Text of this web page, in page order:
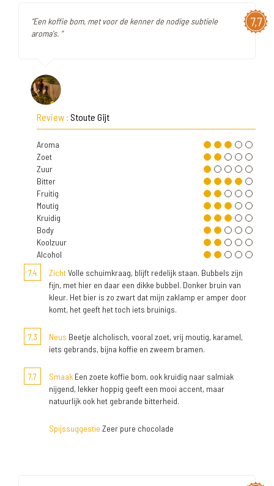
7,7
"Een koffie bom, met voor de kenner de nodige subtiele
aroma's. "
Review : Stoute Gijt
Aroma
Zoet
Zuur
Bitter
Fruitig
Moutig
Kruidig
Body
Koolzuur
Alcohol
7,4
ZichtVolle schuimkraag, blijft redelijk staan. Bubbels zijn
fijn, met hier en daar een dikke bubbel. Donker bruin van
kleur. Het bier is zo zwart dat mijn zaklamp er amper door
komt, het geeft het toch iets bruinigs.
7,3 Neus Beetje alcholisch, vooral zoet, vrij moutig, karamel,
iets gebrands, bijna koffie en zweem bramen.
7,7 Smaak Een zoete koffie bom, ook kruidig naar salmiak
nijgend, lekker hoppig geeft een mooi accent, maar
natuurlijk ook het gebrande bitterheid.
Spijssuggestie Zeer pure chocolade